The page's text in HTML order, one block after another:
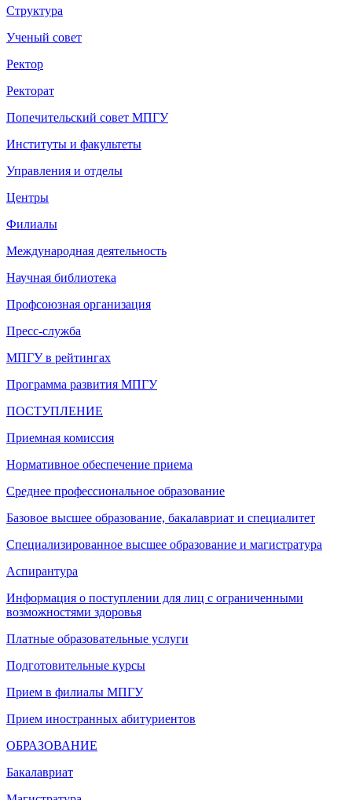
Структура
Ученый совет
Ректор
Ректорат
Попечительский совет МПГУ
Институты и факультеты
Управления и отделы
Центры
Филиалы
Международная деятельность
Научная библиотека
Профсоюзная организация
Пресс-служба
МПГУ в рейтингах
Программа развития МПГУ
ПОСТУПЛЕНИЕ
Приемная комиссия
Нормативное обеспечение приема
Среднее профессиональное образование
Базовое высшее образование, бакалавриат и специалитет
Специализированное высшее образование и магистратура
Аспирантура
Информация о поступлении для лиц с ограниченными
возможностями здоровья
Платные образовательные услуги
Подготовительные курсы
Прием в филиалы МПГУ
Прием иностранных абитуриентов
ОБРАЗОВАНИЕ
Бакалавриат